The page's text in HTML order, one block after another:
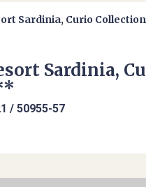
Sardinia, Curio
Sardinia,
/ 50955-57